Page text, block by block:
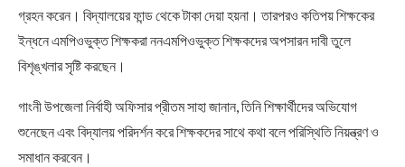
গ্রহন করেন। বিদ্যালয়ের ফান্ড থেকে টাকা দেয়া হয়না। তারপরও কতিপয় শিক্ষকের
ইন্ধনে এমপিওভুক্ত শিক্ষকরা ননএমপিওভুক্ত শিক্ষকদের অপসারন দাবী তুলে
বিশৃঙ্খলার সৃষ্টি করছেন।
গাংনী উপজেলা নির্বাহী অফিসার প্রীতম সাহা জানান, তিনি শিক্ষার্থীদের অভিযোগ
শুনেছেন এবং বিদ্যালয় পরিদর্শন করে শিক্ষকদের সাথে কথা বলে পরিস্থিতি নিয়ন্ত্রণ ও
সমাধান করবেন।